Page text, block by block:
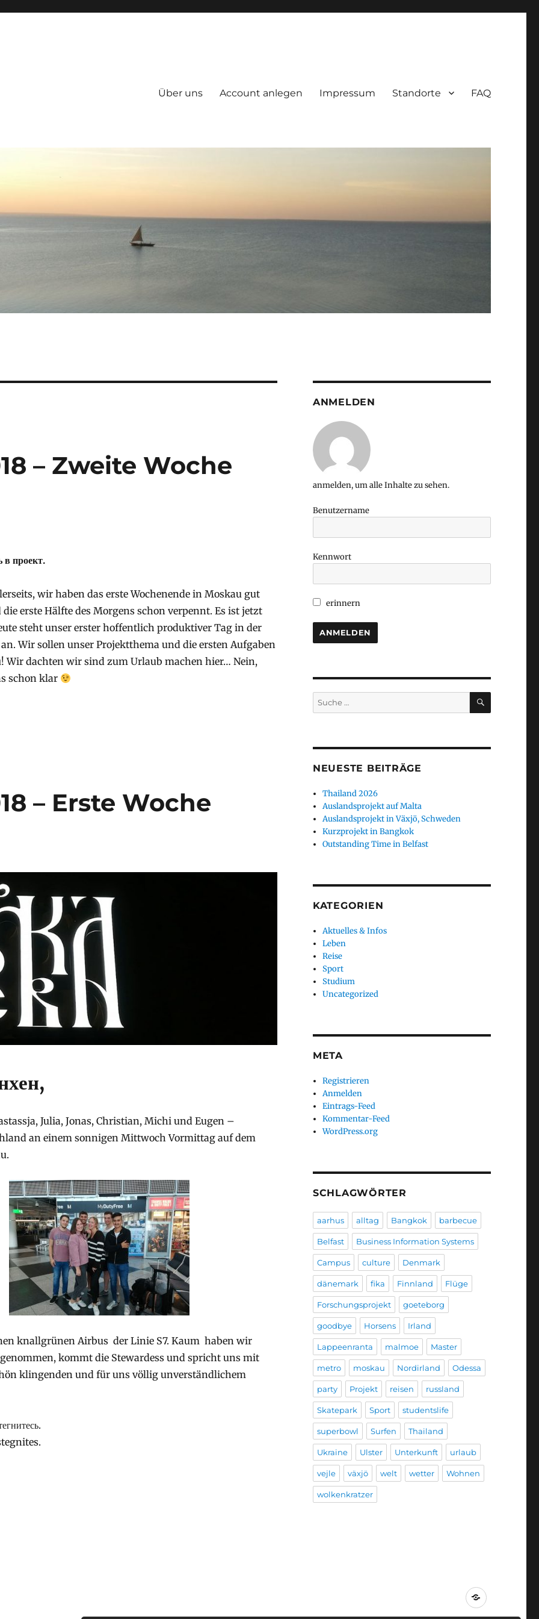
Über uns Account anlegen Impressum Standorte FAQ
– Zweite Woche
в проект.
wir haben das erste Wochenende in Moskau gut
erste Hälfte des Morgens schon verpennt. Es ist jetzt
steht unser erster hoffentlich produktiver Tag in der
Wir sollen unser Projektthema und die ersten Aufgaben
Wir dachten wir sind zum Urlaub machen hier… Nein,
schon klar
– Zweite Woche Gruppe 1“
– Erste Woche
Julia, Jonas, Christian, Michi und Eugen –
an einem sonnigen Mittwoch Vormittag auf dem
knallgrünen Airbus der Linie S7. Kaum haben wir
kommt die Stewardess und spricht uns mit
klingenden und für uns völlig unverständlichem
– Erste Woche Gruppe 1“
ANMELDEN
anmelden, um alle Inhalte zu sehen.
Benutzername
Kennwort
erinnern
Suche
nach:
SUCHEN
NEUESTE BEITRÄGE
Thailand 2026
Auslandsprojekt auf Malta
Auslandsprojekt in Växjö, Schweden
Kurzprojekt in Bangkok
Outstanding Time in Belfast
KATEGORIEN
Aktuelles & Infos
Leben
Reise
Sport
Studium
Uncategorized
META
Registrieren
Anmelden
Eintrags-Feed
Kommentar-Feed
WordPress.org
SCHLAGWÖRTER
aarhus alltag Bangkok barbecue
Belfast Business Information Systems
Campus culture Denmark
dänemark fika Finnland Flüge
Forschungsprojekt goeteborg
goodbye Horsens Irland
Lappeenranta malmoe Master
metro moskau Nordirland Odessa
party Projekt reisen russland
Skatepark Sport studentslife
superbowl Surfen Thailand
Ukraine Ulster Unterkunft urlaub
vejle växjö welt wetter Wohnen
wolkenkratzer
Impressum